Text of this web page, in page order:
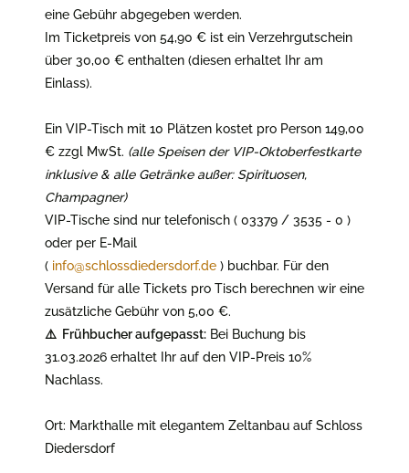
eine Gebühr abgegeben werden.
Im Ticketpreis von 54,90 € ist ein Verzehrgutschein
über 30,00 € enthalten (diesen erhaltet Ihr am
Einlass).
Ein VIP-Tisch mit 10 Plätzen kostet pro Person 149,00
€ zzgl MwSt. (alle Speisen der VIP-Oktoberfestkarte
inklusive & alle Getränke außer: Spirituosen,
Champagner)
VIP-Tische sind nur telefonisch ( 03379 / 3535 - 0 )
oder per E-Mail
( info@schlossdiedersdorf.de ) buchbar. Für den
Versand für alle Tickets pro Tisch berechnen wir eine
zusätzliche Gebühr von 5,00 €.
⚠️ Frühbucher aufgepasst: Bei Buchung bis
31.03.2026 erhaltet Ihr auf den VIP-Preis 10%
Nachlass.
Ort: Markthalle mit elegantem Zeltanbau auf Schloss
Diedersdorf